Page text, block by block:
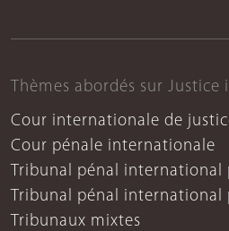
Thèmes abordés sur Justice
Cour internationale de
Cour pénale internationale
Tribunal pénal international
Tribunal pénal international
Tribunaux mixtes